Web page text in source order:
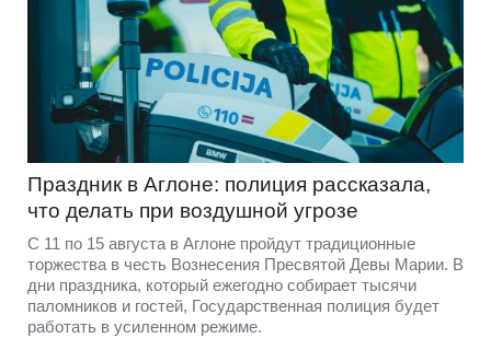
Праздник в Аглоне: полиция рассказала,
что делать при воздушной угрозе
С 11 по 15 августа в Аглоне пройдут традиционные
торжества в честь Вознесения Пресвятой Девы Марии. В
дни праздника, который ежегодно собирает тысячи
паломников и гостей, Государственная полиция будет
работать в усиленном режиме.